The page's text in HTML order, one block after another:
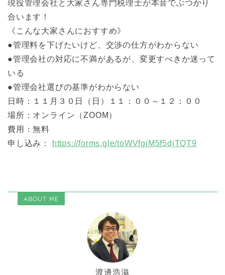
現役管理会社と大家さん専門税理士が本音でぶつかり
合います！
《こんな大家さんにおすすめ》
●管理料を下げたいけど、交渉の仕方がわからない
●管理会社の対応に不満があるが、変更すべきか迷って
いる
●管理会社選びの基準がわからない
日時：１１月３０日（日）１１：００～１２：００
場所：オンライン（ZOOM）
費用：無料
申し込み：
https://forms.gle/toWVfgjM5f5djTQT9
ABOUT ME
渡邊浩滋